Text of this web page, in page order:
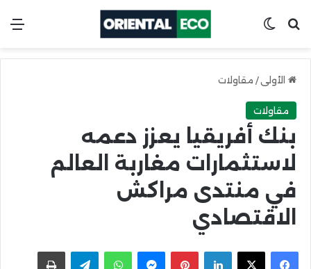
ابحث عنSwitch skin
الأولى / مقاولات
مقاولات
بنك أفريقيا يعزز دعمه
لاستثمارات مغاربة العالم
في منتدى مراكش
الاقتصادي
Facebook
X
LinkedIn
Pinterest
Messenger
WhatsApp
Telegramاطبعها